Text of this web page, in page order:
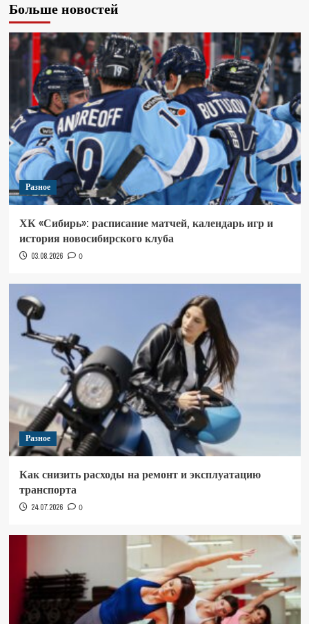
Больше новостей
Разное
ХК «Сибирь»: расписание матчей, календарь игр и
история новосибирского клуба
03.08.2026 0
Разное
Как снизить расходы на ремонт и эксплуатацию
транспорта
24.07.2026 0